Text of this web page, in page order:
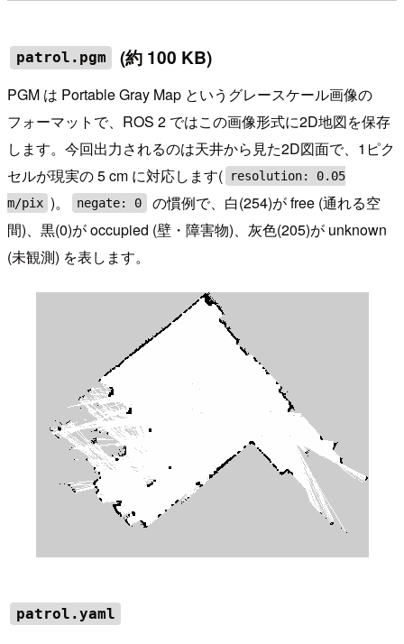
patrol.pgm (約 100 KB)
PGM は Portable Gray Map というグレースケール画像の
フォーマットで、ROS 2 ではこの画像形式に2D地図を保存
します。今回出力されるのは天井から見た2D図面で、1ピク
セルが現実の 5 cm に対応します(
resolution: 0.05
m/pix )。 negate: 0
の慣例で、白(254)が free (通れる空
間)、黒(0)が occupied (壁・障害物)、灰色(205)が unknown
(未観測) を表します。
patrol.yaml